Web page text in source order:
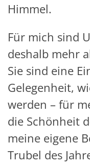
Himmel.
Für mich sind
deshalb mehr
Sie sind eine
Gelegenheit,
werden – für
die Schönheit
meine eigene
Trubel des